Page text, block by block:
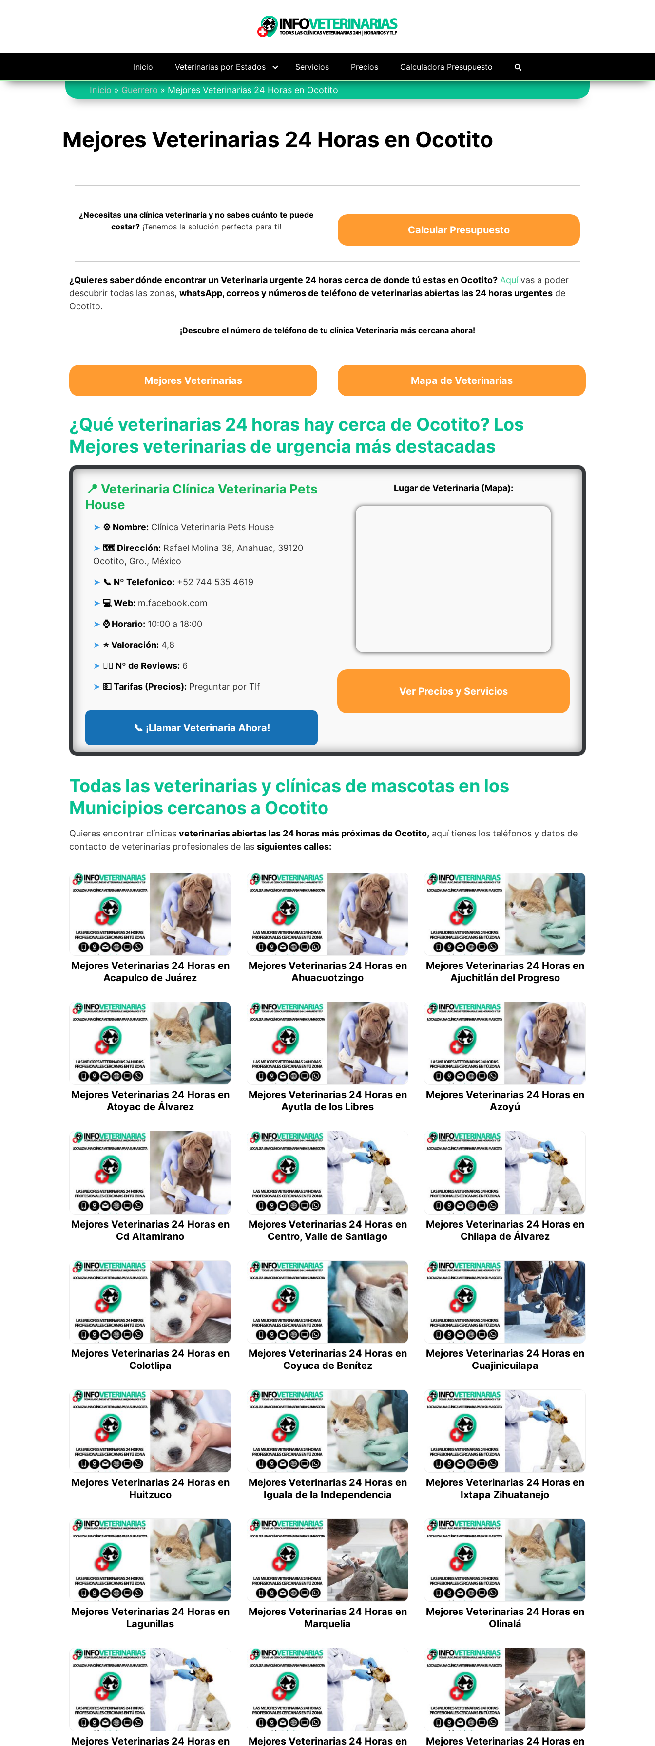
Inicio Veterinarias por Estados Servicios Precios Calculadora Presupuesto
Inicio » Guerrero » Mejores Veterinarias 24 Horas en Ocotito
Mejores Veterinarias 24 Horas en Ocotito
¿Necesitas una clínica veterinaria y no sabes cuánto te puede
costar? ¡Tenemos la solución perfecta para ti! Calcular Presupuesto
¿Quieres saber dónde encontrar un Veterinaria urgente 24 horas cerca de donde tú estas en Ocotito? Aquívas a poder
descubrir todas las zonas, whatsApp, correos y números de teléfono de veterinarias abiertas las 24 horas urgentes de
Ocotito.
¡Descubre el número de teléfono de tu clínica Veterinaria más cercana ahora!
Mejores Veterinarias Mapa de Veterinarias
¿Qué veterinarias 24 horas hay cerca de Ocotito? Los
Mejores veterinarias de urgencia más destacadas
📍 Veterinaria Clínica Veterinaria Pets
House
⚙️ Nombre: Clínica Veterinaria Pets House
🗺️ Dirección: Rafael Molina 38, Anahuac, 39120
Ocotito, Gro., México
📞 Nº Telefonico: +52 744 535 4619
💻 Web: m.facebook.com
⌚ Horario: 10:00 a 18:00
⭐ Valoración: 4,8
👍🏻 Nº de Reviews: 6
💵 Tarifas (Precios): Preguntar por Tlf
📞 ¡Llamar Veterinaria Ahora!
Lugar de Veterinaria (Mapa):
Ver Precios y Servicios
Todas las veterinarias y clínicas de mascotas en los
Municipios cercanos a Ocotito
Quieres encontrar clínicas veterinarias abiertas las 24 horas más próximas de Ocotito, aquí tienes los teléfonos y datos de
contacto de veterinarias profesionales de las siguientes calles:
Mejores Veterinarias 24 Horas en
Acapulco de Juárez
Mejores Veterinarias 24 Horas en
Ahuacuotzingo
Mejores Veterinarias 24 Horas en
Ajuchitlán del Progreso
Mejores Veterinarias 24 Horas en
Atoyac de Álvarez
Mejores Veterinarias 24 Horas en
Ayutla de los Libres
Mejores Veterinarias 24 Horas en
Azoyú
Mejores Veterinarias 24 Horas en
Cd Altamirano
Mejores Veterinarias 24 Horas en
Centro, Valle de Santiago
Mejores Veterinarias 24 Horas en
Chilapa de Álvarez
Mejores Veterinarias 24 Horas en
Colotlipa
Mejores Veterinarias 24 Horas en
Coyuca de Benítez
Mejores Veterinarias 24 Horas en
Cuajinicuilapa
Mejores Veterinarias 24 Horas en
Huitzuco
Mejores Veterinarias 24 Horas en
Iguala de la Independencia
Mejores Veterinarias 24 Horas en
Ixtapa Zihuatanejo
Mejores Veterinarias 24 Horas en
Lagunillas
Mejores Veterinarias 24 Horas en
Marquelia
Mejores Veterinarias 24 Horas en
Olinalá
Mejores Veterinarias 24 Horas en Mejores Veterinarias 24 Horas en Mejores Veterinarias 24 Horas en